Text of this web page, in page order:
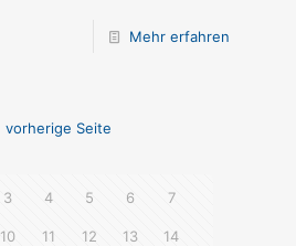
Mehr erfahren
vorherige Seite
3 4 5 6 7
10 11 12 13 14